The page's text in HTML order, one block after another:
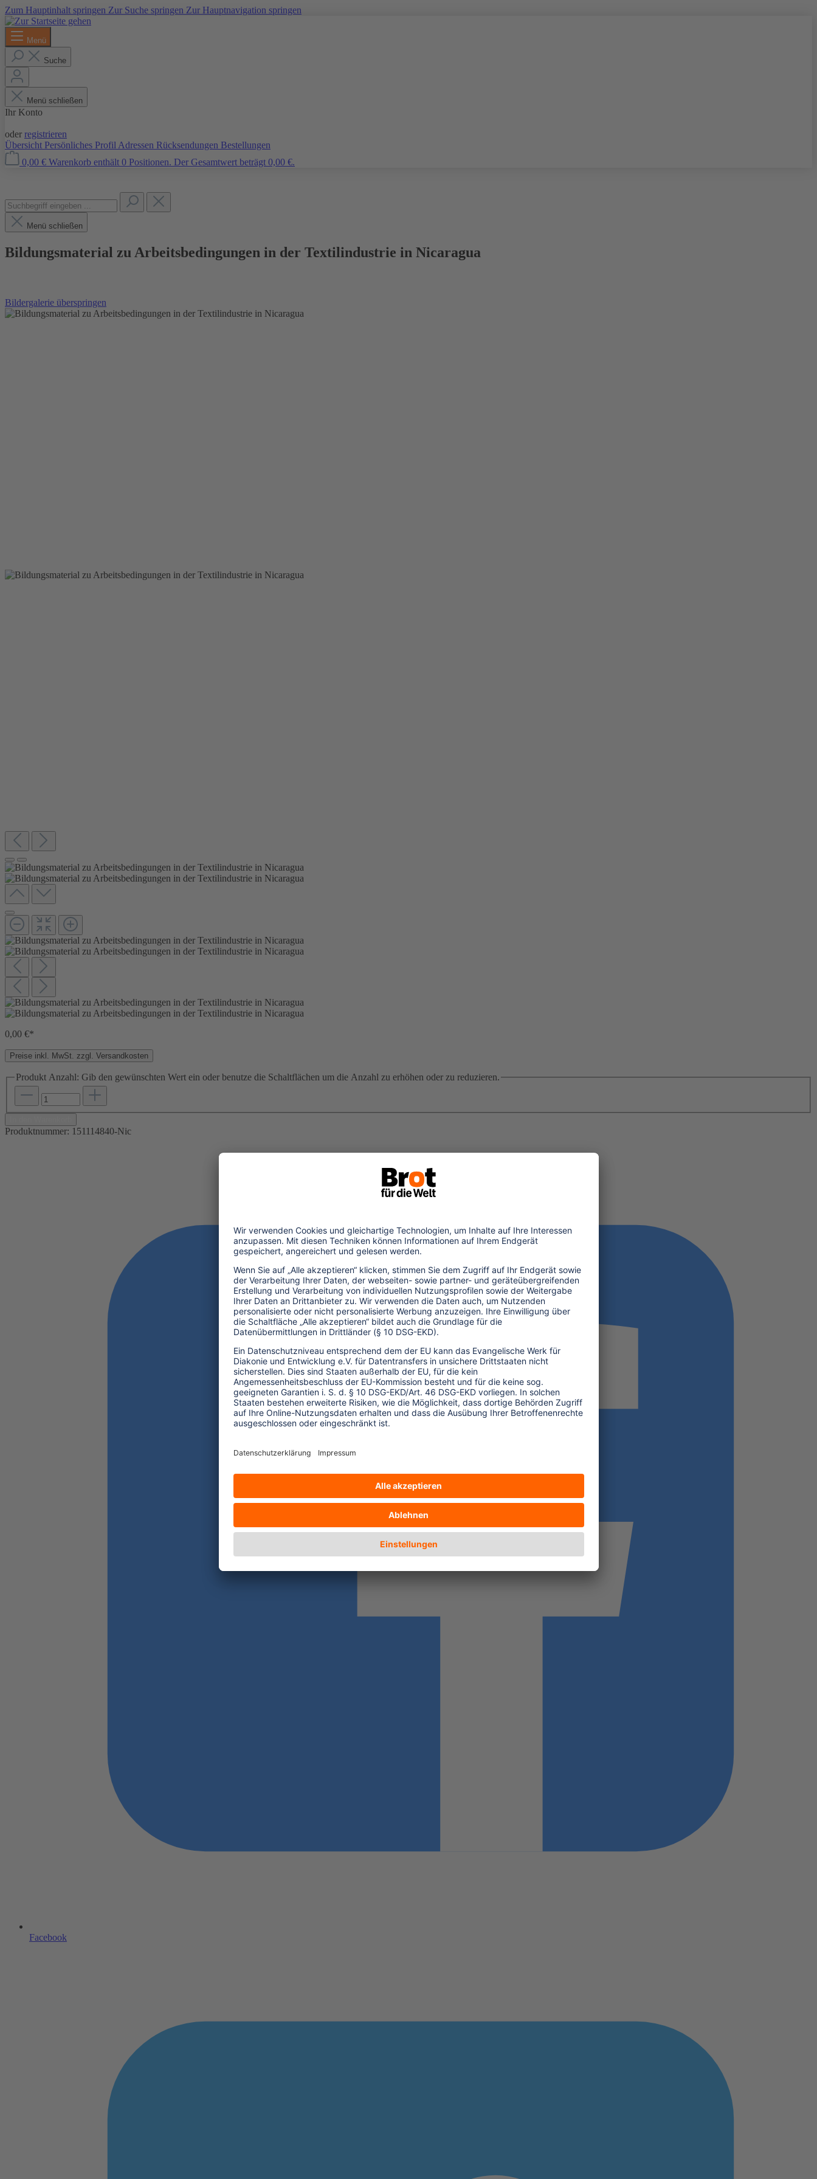
Zum Hauptinhalt springen Zur Suche springen Zur Hauptnavigation springen
Menü
Suche
Menü schließen
Ihr Konto
oder registrieren
Übersicht Persönliches Profil Adressen Rücksendungen Bestellungen
0,00 € Warenkorb enthält 0 Positionen. Der Gesamtwert beträgt 0,00 €.
Menü schließen
Bildungsmaterial zu Arbeitsbedingungen in der Textilindustrie in Nicaragua
Bildergalerie überspringen
0,00 €*
Preise inkl. MwSt. zzgl. Versandkosten
Produkt Anzahl: Gib den gewünschten Wert ein oder benutze die Schaltflächen um die Anzahl zu erhöhen oder zu reduzieren.
Produktnummer: 151114840-Nic
Facebook